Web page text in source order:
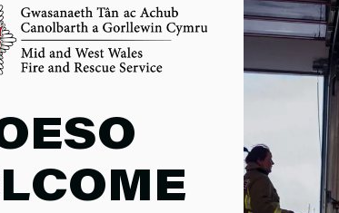
yn enwedig wrth ymdrin â chi. Rydym yn
canmoliaethau, sylwadau a chwynion.